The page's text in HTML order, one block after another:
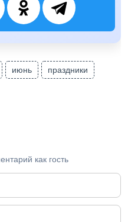
июнь праздники
как гость